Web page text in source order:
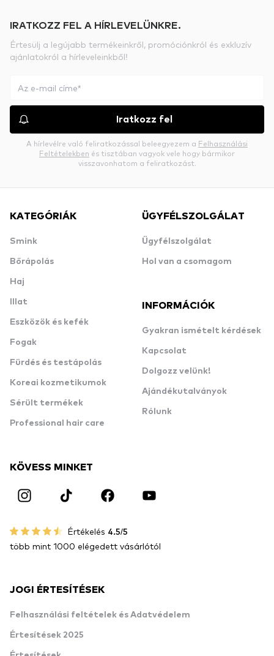
IRATKOZZ FEL A HÍRLEVELÜNKRE.
Értesülj a legújabb termékeinkről, promóciónkról és exkluzív
ajánlatokról a hírleveleinkből!
Iratkozz fel
A hírlevélre való feliratkozással beleegyezem a Felhasználási
Feltételekben és tisztában vagyok vele hogy bármikor
visszavonhatom a feliratkozást.
KATEGÓRIÁK
Smink
Bőrápolás
Haj
Illat
Eszközök és kefék
Fogak
Fürdés és testápolás
Koreai kozmetikumok
Sérült termékek
Professional hair care
ÜGYFÉLSZOLGÁLAT
Ügyfélszolgálat
Hol van a csomagom
INFORMÁCIÓK
Gyakran ismételt kérdések
Kapcsolat
Dolgozz velünk!
Ajándékutalványok
Rólunk
KÖVESS MINKET
Értékelés 4.5/5
több mint 1000 elégedett vásárlótól
JOGI ÉRTESÍTÉSEK
Felhasználási feltételek és Adatvédelem
Értesítések 2025